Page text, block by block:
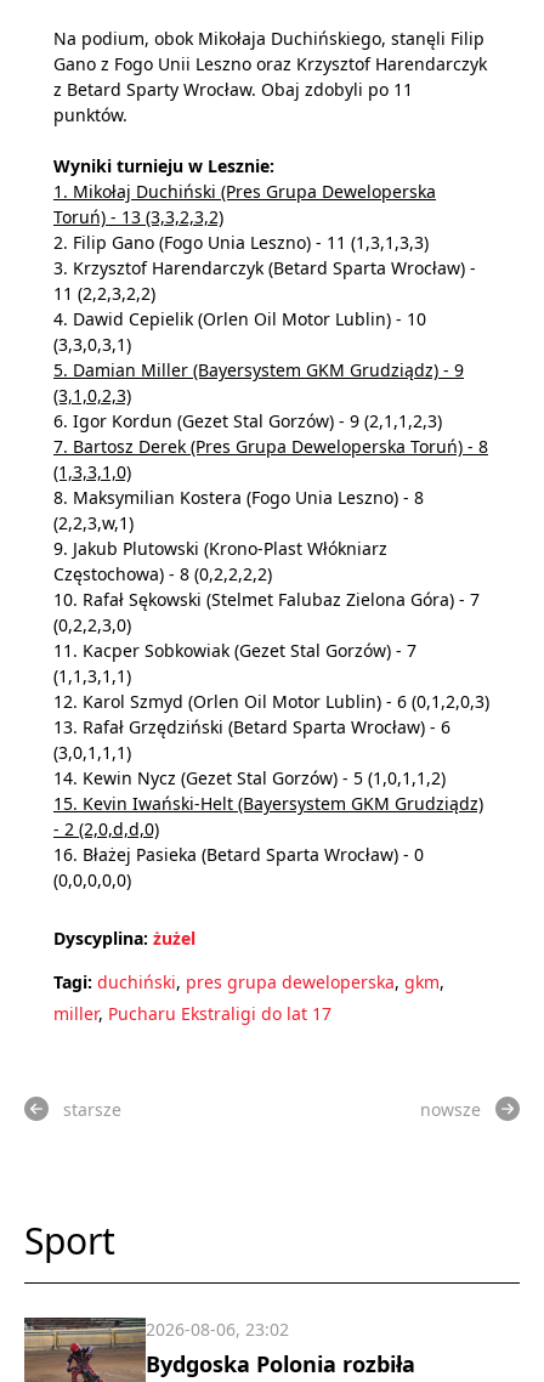
Na podium, obok Mikołaja Duchińskiego, stanęli Filip
Gano z Fogo Unii Leszno oraz Krzysztof Harendarczyk
z Betard Sparty Wrocław. Obaj zdobyli po 11
punktów.
Wyniki turnieju w Lesznie:
1. Mikołaj Duchiński (Pres Grupa Deweloperska
Toruń) - 13 (3,3,2,3,2)
2. Filip Gano (Fogo Unia Leszno) - 11 (1,3,1,3,3)
3. Krzysztof Harendarczyk (Betard Sparta Wrocław) -
11 (2,2,3,2,2)
4. Dawid Cepielik (Orlen Oil Motor Lublin) - 10
(3,3,0,3,1)
5. Damian Miller (Bayersystem GKM Grudziądz) - 9
(3,1,0,2,3)
6. Igor Kordun (Gezet Stal Gorzów) - 9 (2,1,1,2,3)
7. Bartosz Derek (Pres Grupa Deweloperska Toruń) - 8
(1,3,3,1,0)
8. Maksymilian Kostera (Fogo Unia Leszno) - 8
(2,2,3,w,1)
9. Jakub Plutowski (Krono-Plast Włókniarz
Częstochowa) - 8 (0,2,2,2,2)
10. Rafał Sękowski (Stelmet Falubaz Zielona Góra) - 7
(0,2,2,3,0)
11. Kacper Sobkowiak (Gezet Stal Gorzów) - 7
(1,1,3,1,1)
12. Karol Szmyd (Orlen Oil Motor Lublin) - 6 (0,1,2,0,3)
13. Rafał Grzędziński (Betard Sparta Wrocław) - 6
(3,0,1,1,1)
14. Kewin Nycz (Gezet Stal Gorzów) - 5 (1,0,1,1,2)
15. Kevin Iwański-Helt (Bayersystem GKM Grudziądz)
- 2 (2,0,d,d,0)
16. Błażej Pasieka (Betard Sparta Wrocław) - 0
(0,0,0,0,0)
Dyscyplina: żużel
Tagi: duchiński, pres grupa deweloperska, gkm,
miller, Pucharu Ekstraligi do lat 17
starsze nowsze
Sport
Bydgoska Polonia rozbiła
2026-08-06, 23:02